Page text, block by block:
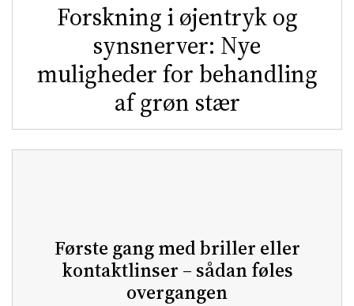
Forskning i øjentryk og
synsnerver: Nye
muligheder for behandling
af grøn stær
Første gang med briller eller
kontaktlinser – sådan føles
overgangen